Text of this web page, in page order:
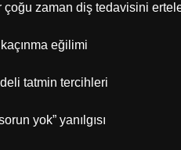
çoğu zaman diş tedavisini
eğilimi
tatmin tercihleri
yok” yanılgısı